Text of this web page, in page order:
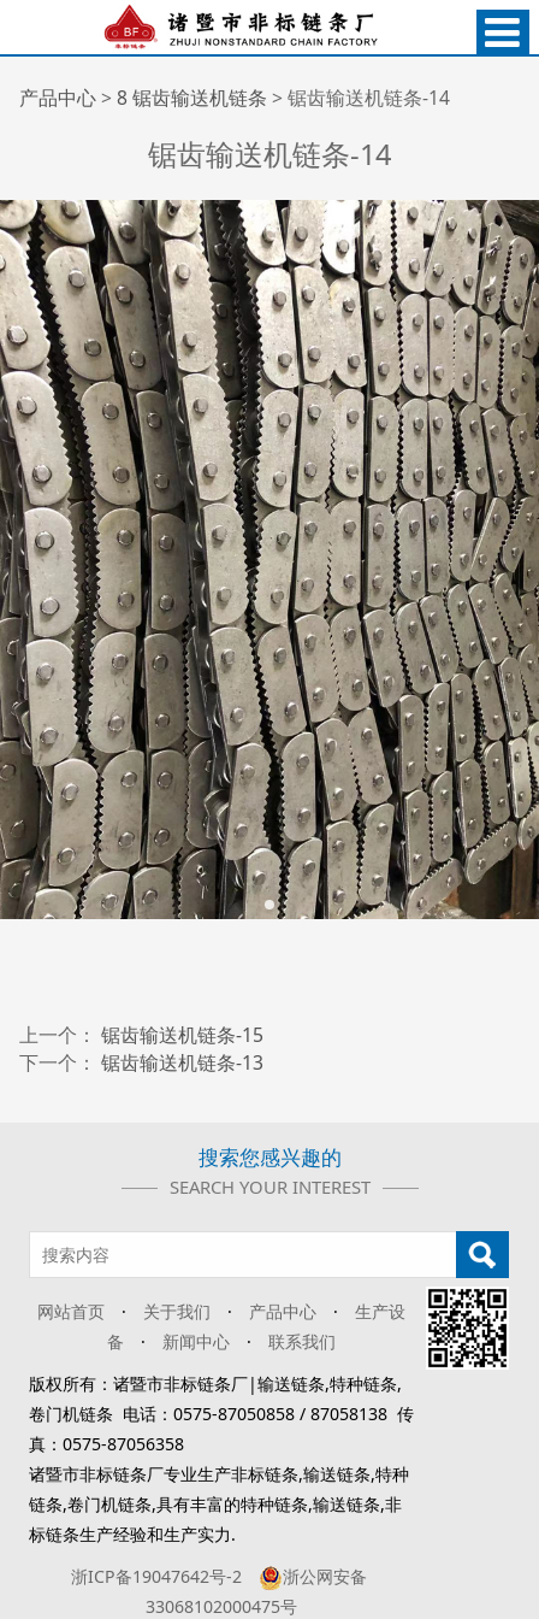
锯齿输送机链条-14
产品中心> 8 锯齿输送机链条 > 锯齿输送机链条-14
锯齿输送机链条-14
上一个： 锯齿输送机链条-15
下一个： 锯齿输送机链条-13
搜索您感兴趣的
SEARCH YOUR INTEREST
网站首页 · 关于我们 · 产品中心 ·生产设
备 · 新闻中心 ·联系我们
版权所有：诸暨市非标链条厂|输送链条,特种链条,
卷门机链条 电话：0575-87050858 / 87058138 传
真：0575-87056358
诸暨市非标链条厂专业生产非标链条,输送链条,特种
链条,卷门机链条,具有丰富的特种链条,输送链条,非
标链条生产经验和生产实力.
浙ICP备19047642号-2
浙公网安备
33068102000475号